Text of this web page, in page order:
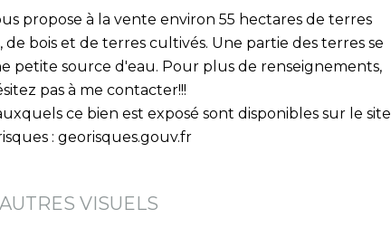
propose à la vente environ 55 hectares de terres
de bois et de terres cultivés. Une partie des terres se
petite source d'eau. Pour plus de renseignements,
pas à me contacter!!!
ce bien est exposé sont disponibles sur le site
: georisques.gouv.fr
AUTRES VISUELS